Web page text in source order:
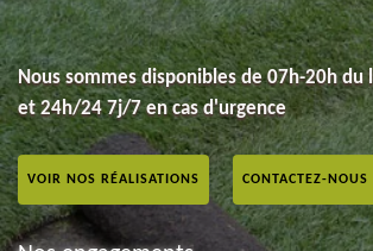
Nous sommes disponibles de 07h-20h du
et 24h/24 7j/7 en cas d'urgence
VOIR NOS RÉALISATIONS CONTACTEZ-NOUS